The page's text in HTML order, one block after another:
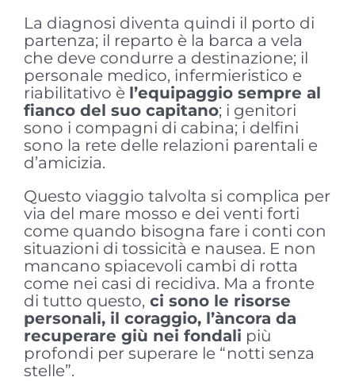
La diagnosi diventa quindi il porto di
partenza; il reparto è la barca a vela
che deve condurre a destinazione; il
personale medico, infermieristico e
riabilitativo è l’equipaggio sempre al
fianco del suo capitano; i genitori
sono i compagni di cabina; i delfini
sono la rete delle relazioni parentali e
d’amicizia.
Questo viaggio talvolta si complica per
via del mare mosso e dei venti forti
come quando bisogna fare i conti con
situazioni di tossicità e nausea. E non
mancano spiacevoli cambi di rotta
come nei casi di recidiva. Ma a fronte
di tutto questo, ci sono le risorse
personali, il coraggio, l’àncora da
recuperare giù nei fondali più
profondi per superare le “notti senza
stelle”.